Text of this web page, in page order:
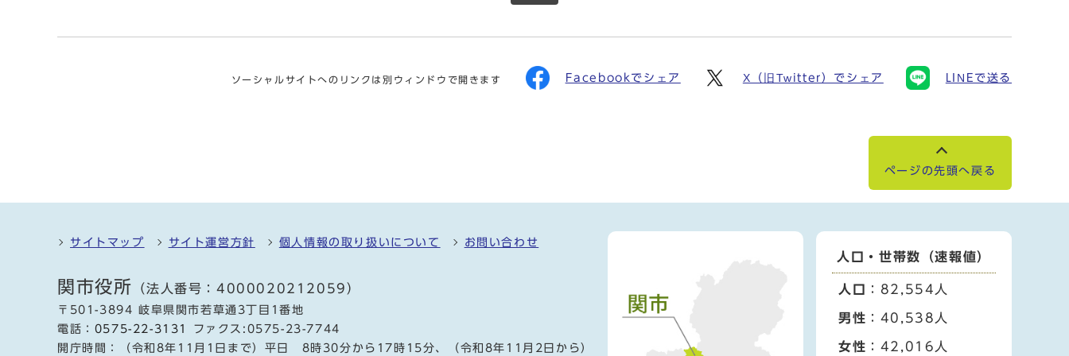
ソーシャルサイトへのリンクは別ウィンドウで開きます Facebookでシェア X（旧Twitter）でシェア LINEで送る
ページの先頭へ戻る
サイトマップ サイト運営方針 個人情報の取り扱いについて お問い合わせ
関市役所 （法人番号：4000020212059）
〒501-3894 岐阜県関市若草通3丁目1番地
電話： 0575-22-3131
ファクス:0575-23-7744
開庁時間：（令和8年11月1日まで）平日 8時30分から17時15分、（令和8年11月2日から）
人口・世帯数（速報値）
人口 ：82,554人
男性 ：40,538人
女性 ：42,016人